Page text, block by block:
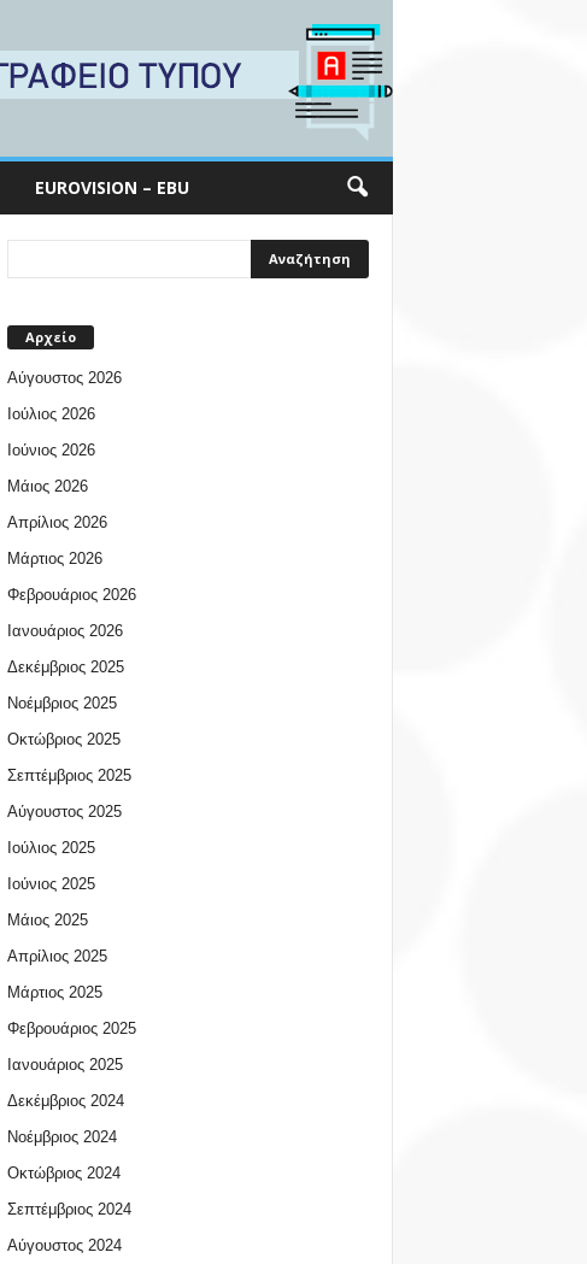
EUROVISION – EBU
Αρχείο
Αύγουστος 2026
Ιούλιος 2026
Ιούνιος 2026
Μάιος 2026
Απρίλιος 2026
Μάρτιος 2026
Φεβρουάριος 2026
Ιανουάριος 2026
Δεκέμβριος 2025
Νοέμβριος 2025
Οκτώβριος 2025
Σεπτέμβριος 2025
Αύγουστος 2025
Ιούλιος 2025
Ιούνιος 2025
Μάιος 2025
Απρίλιος 2025
Μάρτιος 2025
Φεβρουάριος 2025
Ιανουάριος 2025
Δεκέμβριος 2024
Νοέμβριος 2024
Οκτώβριος 2024
Σεπτέμβριος 2024
Αύγουστος 2024